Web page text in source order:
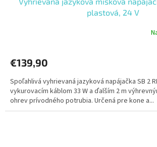
plastová, 24 V
€139,90
Spoľahlivá vyhrievaná jazyková napájačka SB 2
vykurovacím káblom 33 W a ďalším 2 m
ohrev prívodného potrubia. Určená pre kone a...